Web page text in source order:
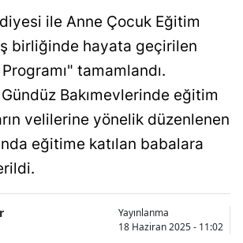
ile Anne Çocuk Eğitim
birliğinde hayata geçirilen
tamamlandı.
Bakımevlerinde eğitim
velilerine yönelik düzenlenen
eğitime katılan babalara
Yayınlanma
18 Haziran 2025 - 11:02